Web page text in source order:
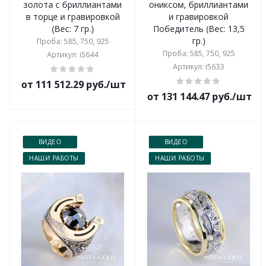
золота с бриллиантами
в торце и гравировкой
(Вес: 7 гр.)
Проба: 585, 750, 925
Артикул: i5644
от 111 512.29 руб./шт
ониксом, бриллиантами
и гравировкой
Победитель (Вес: 13,5
гр.)
Проба: 585, 750, 925
Артикул: i5633
от 131 144.47 руб./шт
ВИДЕО
НАШИ РАБОТЫ
ВИДЕО
НАШИ РАБОТЫ